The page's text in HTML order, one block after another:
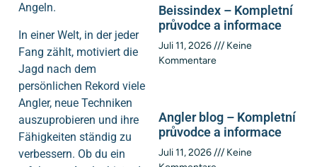
Angeln.
In einer Welt, in der jeder
Fang zählt, motiviert die
Jagd nach dem
persönlichen Rekord viele
Angler, neue Techniken
auszuprobieren und ihre
Fähigkeiten ständig zu
verbessern. Ob du ein
Beissindex – Kompletní
průvodce a informace
Juli 11, 2026
Keine
Kommentare
Angler blog – Kompletní
průvodce a informace
Juli 11, 2026
Keine